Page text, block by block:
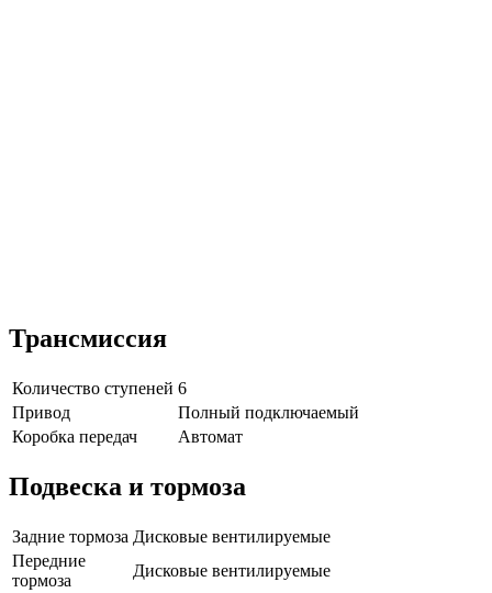
Трансмиссия
Количество ступеней 6
Привод
Полный подключаемый
Коробка передач
Автомат
Подвеска и тормоза
Задние тормоза Дисковые вентилируемые
Передние
тормоза
Дисковые вентилируемые